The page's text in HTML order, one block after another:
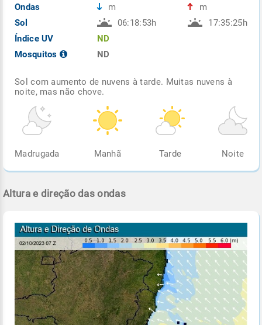
Ondas
Sol
Índice UV
Mosquitos
m
06:18:53h
ND
ND
m
17:35:25h
Sol com aumento de nuvens à tarde. Muitas nuvens à
noite, mas não chove.
Madrugada Manhã Tarde Noite
Altura e direção das ondas